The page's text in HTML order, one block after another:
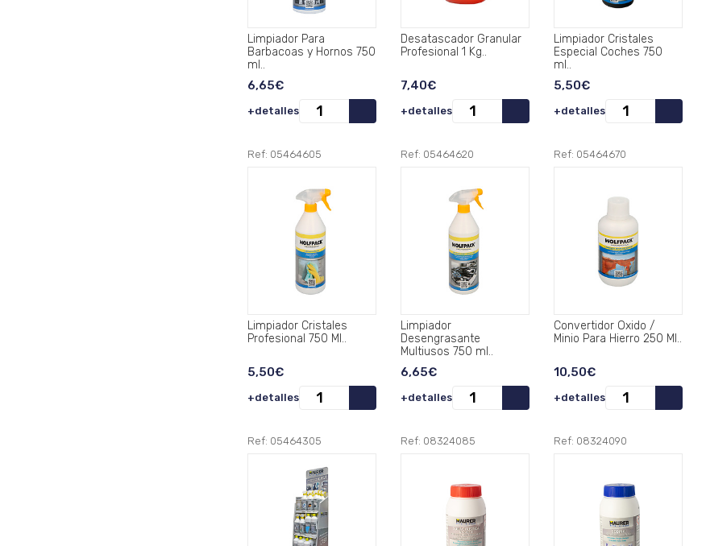
Limpiador Para
Barbacoas y Hornos 750
ml..
6,65€
+detalles
Desatascador Granular
Profesional 1 Kg..
7,40€
+detalles
Limpiador Cristales
Especial Coches 750
ml..
5,50€
+detalles
Ref: 05464605
Limpiador Cristales
Profesional 750 Ml..
5,50€
+detalles
Ref: 05464620
Limpiador
Desengrasante
Multiusos 750 ml..
6,65€
+detalles
Ref: 05464670
Convertidor Oxido /
Minio Para Hierro 250 Ml..
10,50€
+detalles
Ref: 05464305 Ref: 08324085 Ref: 08324090